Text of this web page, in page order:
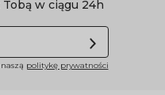
w ciągu 24h
politykę prywatności